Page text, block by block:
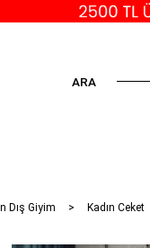
ARA
Dış Giyim Kadın Ceket